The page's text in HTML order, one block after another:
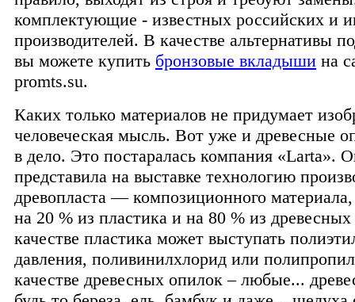
комплектующие - известных российских и
производителей. В качестве альтернативы
вы можете купить бронзовые вкладыши на
promts.su.
Каких только материалов не придумает
человеческая мысль. Вот уже и древесные
в дело. Это постаралась компания «Larta».
представила на выставке технологию
древопласта — композиционного
на 20 % из пластика и на 80 % из
качестве пластика может выступать
давления, поливинилхлорид или
качестве древесных опилок – любые...